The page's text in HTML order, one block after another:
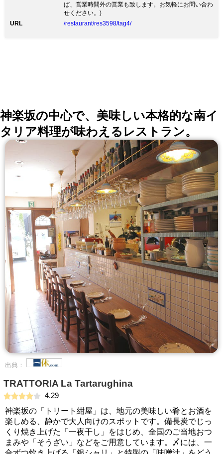
結華楼特選コース 20,000円 ※要予約
ば、営業時間外の営業も致します。お気軽にお問い合わ
せください。)
URL
/restaurant/res3598/tag4/
神楽坂の中心で、美味しい本格的な南イ
タリア料理が味わえるレストラン。
出典：
TRATTORIA La Tartarughina
4.29
神楽坂の「トリート紺屋」は、地元の美味しい肴とお酒を
楽しめる、静かで大人向けのスポットです。備長炭でじっ
くり焼き上げた「一夜干し」をはじめ、全国のご当地おつ
まみや「そうざい」などをご用意しています。〆には、一